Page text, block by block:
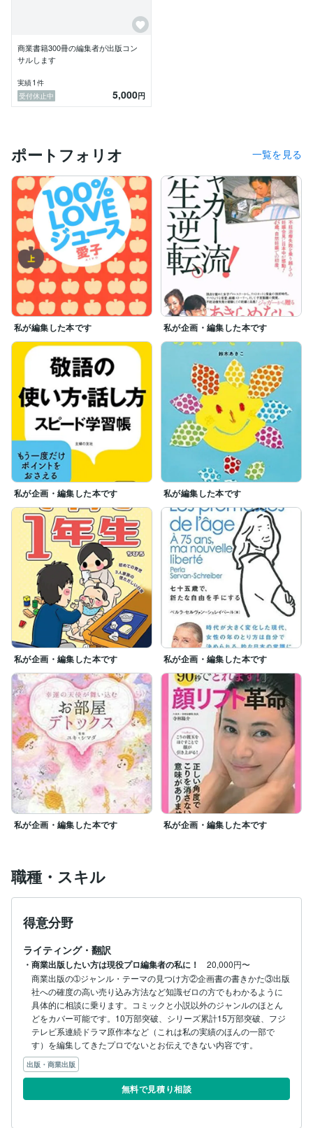
商業書籍300冊の編集者が出版コン
サルします
実績1 件
受付休止中
5,000円
ポートフォリオ 一覧を見る
私が編集した本です 私が企画・編集した本です
私が企画・編集した本です 私が編集した本です
私が企画・編集した本です 私が企画・編集した本です
私が企画・編集した本です 私が企画・編集した本です
職種・スキル
得意分野
ライティング・翻訳
・商業出版したい方は現役プロ編集者の私に！
20,000円〜
商業出版の➀ジャンル・テーマの見つけ方②企画書の書きかた③出版
社への確度の高い売り込み方法など知識ゼロの方でもわかるように
具体的に相談に乗ります。コミックと小説以外のジャンルのほとん
どをカバー可能です。10万部突破、シリーズ累計15万部突破、フジ
テレビ系連続ドラマ原作本など（これは私の実績のほんの一部で
す）を編集してきたプロでないとお伝えできない内容です。
出版・商業出版
無料で見積り相談